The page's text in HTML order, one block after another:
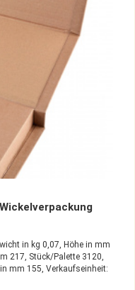
in kg 0,07, Höhe in mm
217, Stück/Palette 3120,
mm 155, Verkaufseinheit: